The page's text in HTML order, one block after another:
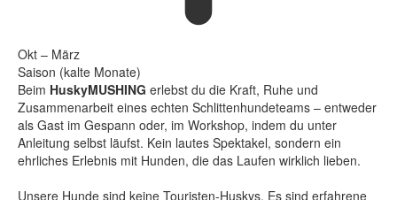
Okt – März
Saison (kalte Monate)
Beim HuskyMUSHING erlebst du die Kraft, Ruhe und
Zusammenarbeit eines echten Schlittenhundeteams – entweder
als Gast im Gespann oder, im Workshop, indem du unter
Anleitung selbst läufst. Kein lautes Spektakel, sondern ein
ehrliches Erlebnis mit Hunden, die das Laufen wirklich lieben.
Unsere Hunde sind keine Touristen-Huskys. Es sind erfahrene